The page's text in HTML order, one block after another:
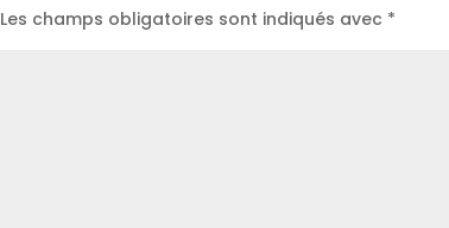
Les champs obligatoires sont indiqués avec *